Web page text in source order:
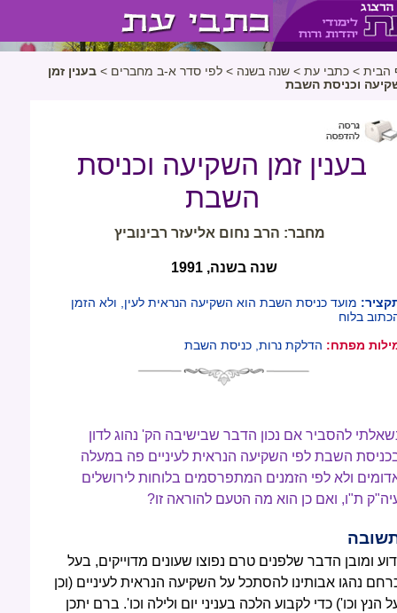
הבית > כתבי עת > שנה בשנה > לפי סדר א-ב מחברים > בענין זמן
וכניסת השבת
בענין זמן השקיעה וכניסת
השבת
מחבר: הרב נחום אליעזר רבינוביץ
שנה בשנה, 1991
מועד כניסת השבת הוא השקיעה הנראית לעין, ולא הזמן
בלוח
מפתח: הדלקת נרות, כניסת השבת
להסביר אם נכון הדבר שבישיבה הק' נהוג לדון
השבת לפי השקיעה הנראית לעיניים פה במעלה
ולא לפי הזמנים המתפרסמים בלוחות לירושלים
ת"ו, ואם כן הוא מה הטעם להוראה זו?
ומובן הדבר שלפנים טרם נפוצו שעונים מדוייקים, בעל
נהגו אבותינו להסתכל על השקיעה הנראית לעיניים (וכן
הנץ וכו') כדי לקבוע הלכה בעניני יום ולילה וכו'. ברם יתכן